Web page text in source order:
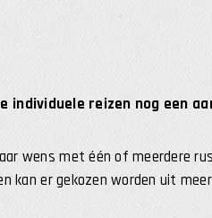
individuele reizen nog een
wens met één of meerdere
kan er gekozen worden uit